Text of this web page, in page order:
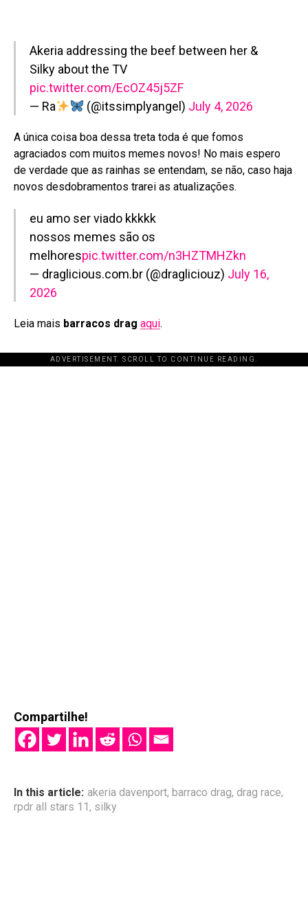
Akeria addressing the beef between her &
Silky about the TV
pic.twitter.com/EcOZ45j5ZF
— Ra
(@itssimplyangel) July 4, 2026
A única coisa boa dessa treta toda é que fomos
agraciados com muitos memes novos! No mais espero
de verdade que as rainhas se entendam, se não, caso haja
novos desdobramentos trarei as atualizações.
eu amo ser viado kkkkk
nossos memes são os
melhorespic.twitter.com/n3HZTMHZkn
— draglicious.com.br (@dragliciouz) July 16,
2026
Leia mais barracos drag aqui.
ADVERTISEMENT. SCROLL TO CONTINUE READING.
Compartilhe!
In this article: akeria davenport, barraco drag, drag race,
rpdr all stars 11, silky